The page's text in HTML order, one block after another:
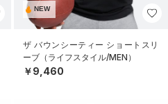
NEW
ザ バウンシーティー ショートスリ
ーブ（ライフスタイル/MEN）
￥9,460